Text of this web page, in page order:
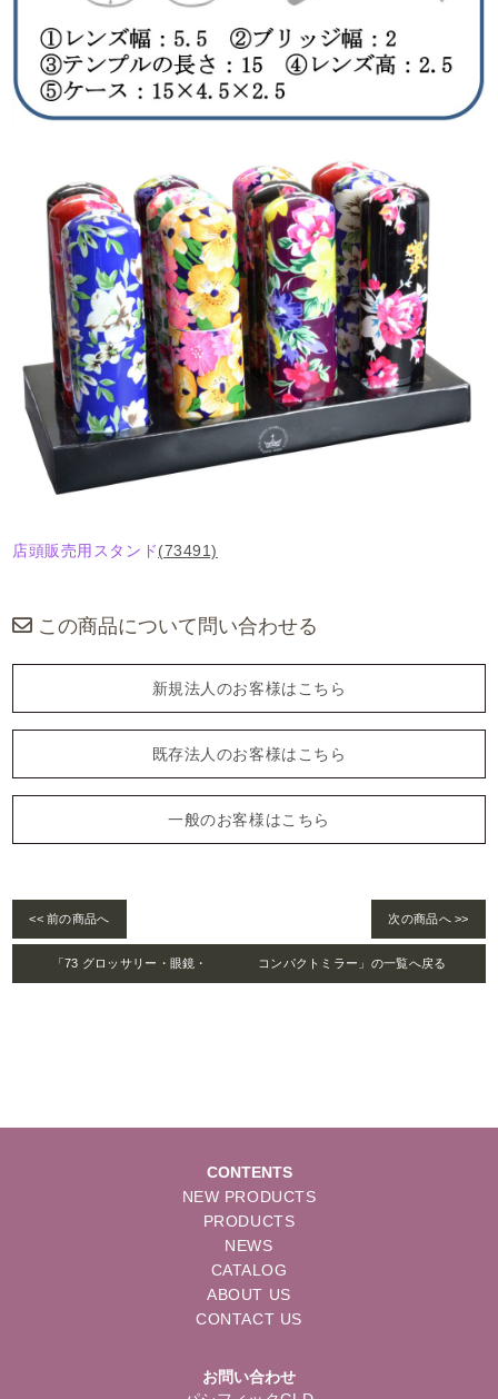
店頭販売用スタンド (73491)
この商品について問い合わせる
新規法人のお客様はこちら
既存法人のお客様はこちら
一般のお客様はこちら
<< 前の商品へ 次の商品へ >>
「73 グロッサリー・眼鏡・ コンパクトミラー」の一覧へ戻る
CONTENTS
NEW PRODUCTS
PRODUCTS
NEWS
CATALOG
ABOUT US
CONTACT US
お問い合わせ